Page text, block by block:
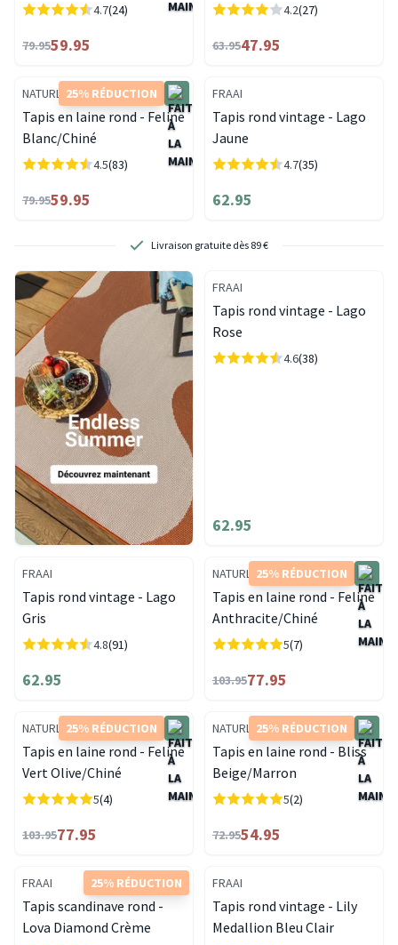
4.7(24)
79.9559.95
4.2(27)
63.9547.95
25% RÉDUCTION
NATURL.
Tapis en laine rond - Feline
Blanc/Chiné
4.5(83)
79.9559.95
FRAAI
Tapis rond vintage - Lago
Jaune
4.7(35)
62.95
Retours gratuits. Sans tracas, c’est pour nous.
FRAAI
Tapis rond vintage - Lago
Rose
4.6(38)
62.95
FRAAI
Tapis rond vintage - Lago
Gris
4.8(91)
62.95
25% RÉDUCTION
NATURL.
Tapis en laine rond - Feline
Anthracite/Chiné
5(7)
103.9577.95
25% RÉDUCTION
NATURL.
Tapis en laine rond - Feline
Vert Olive/Chiné
5(4)
103.9577.95
25% RÉDUCTION
NATURL.
Tapis en laine rond - Bliss
Beige/Marron
5(2)
72.9554.95
25% RÉDUCTION
FRAAI
Tapis scandinave rond -
Lova Diamond Crème
FRAAI
Tapis rond vintage - Lily
Medallion Bleu Clair